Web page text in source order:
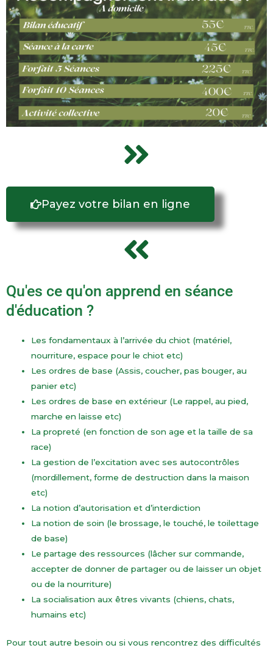
Payez votre bilan en ligne
Qu'es ce qu'on apprend en séance
d'éducation ?
Les fondamentaux à l’arrivée du chiot (matériel,
nourriture, espace pour le chiot etc)
Les ordres de base (Assis, coucher, pas bouger, au
panier etc)
Les ordres de base en extérieur (Le rappel, au pied,
marche en laisse etc)
La propreté (en fonction de son age et la taille de sa
race)
La gestion de l’excitation avec ses autocontrôles
(mordillement, forme de destruction dans la maison
etc)
La notion d’autorisation et d’interdiction
La notion de soin (le brossage, le touché, le toilettage
de base)
Le partage des ressources (lâcher sur commande,
accepter de donner de partager ou de laisser un objet
ou de la nourriture)
La socialisation aux êtres vivants (chiens, chats,
humains etc)
Pour tout autre besoin ou si vous rencontrez des difficultés